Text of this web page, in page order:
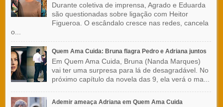
Durante coletiva de imprensa, Agrado e Eduarda
são questionadas sobre ligação com Heitor
Figueroa. O escândalo cresce nas redes, cancela
o...
Quem Ama Cuida: Bruna flagra Pedro e Adriana juntos
Em Quem Ama Cuida, Bruna (Nanda Marques)
vai ter uma surpresa para lá de desagradável. No
próximo capítulo da novela das 9, ela verá o ma...
Ademir ameaça Adriana em Quem Ama Cuida